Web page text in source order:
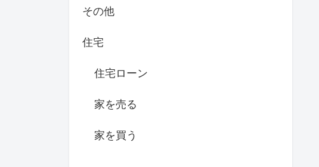
その他
住宅
住宅ローン
家を売る
家を買う